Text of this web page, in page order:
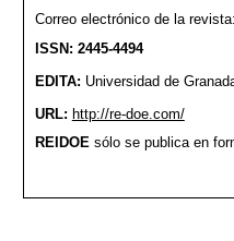
Correo electrónico de la
ISSN: 2445-4494
EDITA: Universidad de
URL: http://re-doe.com/
REIDOE sólo se publica en